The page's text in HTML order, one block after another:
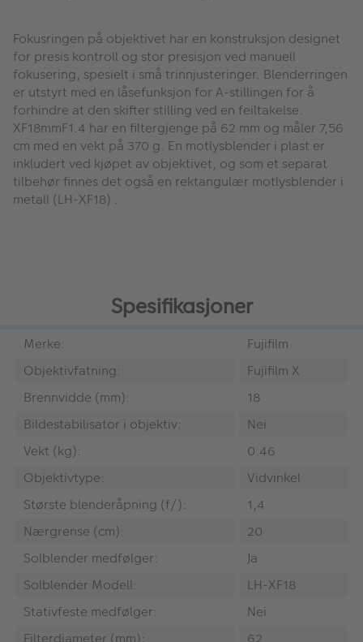
Fokusringen på objektivet har en konstruksjon designet
for presis kontroll og stor presisjon ved manuell
fokusering, spesielt i små trinnjusteringer. Blenderringen
er utstyrt med en låsefunksjon for A-stillingen for å
forhindre at den skifter stilling ved en feiltakelse.
XF18mmF1.4 har en filtergjenge på 62 mm og måler 7,56
cm med en vekt på 370 g. En motlysblender i plast er
inkludert ved kjøpet av objektivet, og som et separat
tilbehør finnes det også en rektangulær motlysblender i
metall (LH-XF18) .
Spesifikasjoner
Merke:
Fujifilm
Objektivfatning:
Fujifilm X
Brennvidde (mm):
18
Bildestabilisator i objektiv:
Nei
Vekt (kg):
0.46
Objektivtype:
Vidvinkel
Største blenderåpning (f/):
1,4
Nærgrense (cm):
20
Solblender medfølger:
Ja
Solblender Modell:
LH-XF18
Stativfeste medfølger:
Nei